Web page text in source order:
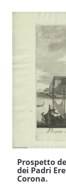
Prospetto
dei Padri
Corona.